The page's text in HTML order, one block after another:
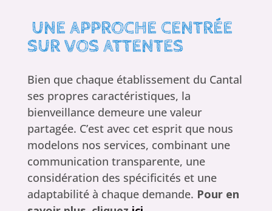
UNE APPROCHE CENTRÉE
SUR VOS ATTENTES
Bien que chaque établissement du Cantal
ses propres caractéristiques, la
bienveillance demeure une valeur
partagée. C’est avec cet esprit que nous
modelons nos services, combinant une
communication transparente, une
considération des spécificités et une
adaptabilité à chaque demande. Pour en